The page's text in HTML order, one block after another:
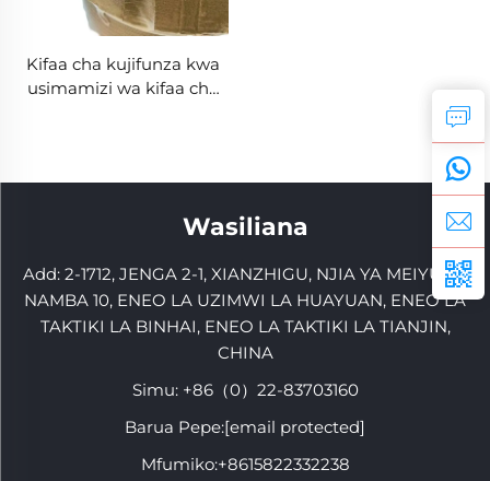
Kifaa cha kujifunza kwa
usimamizi wa kifaa cha
Wasiliana
Add: 2-1712, JENGA 2-1, XIANZHIGU, NJIA YA MEIYUAN
NAMBA 10, ENEO LA UZIMWI LA HUAYUAN, ENEO LA
TAKTIKI LA BINHAI, ENEO LA TAKTIKI LA TIANJIN,
CHINA
Simu: +86（0）22-83703160
Barua Pepe:[email protected]
Mfumiko:+8615822332238